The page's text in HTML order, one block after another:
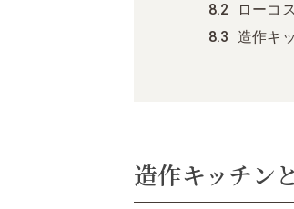
ローコ
造作キ
造作キッチン